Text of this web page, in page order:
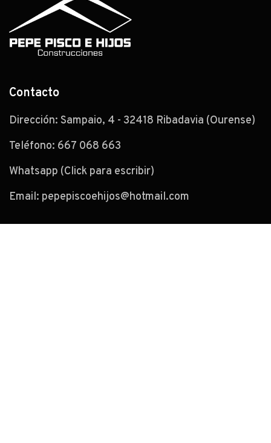
Contacto
Dirección: Sampaio, 4 - 32418 Ribadavia (Ourense)
Teléfono: 667 068 663
Whatsapp (Click para escribir)
Email: pepepiscoehijos@hotmail.com